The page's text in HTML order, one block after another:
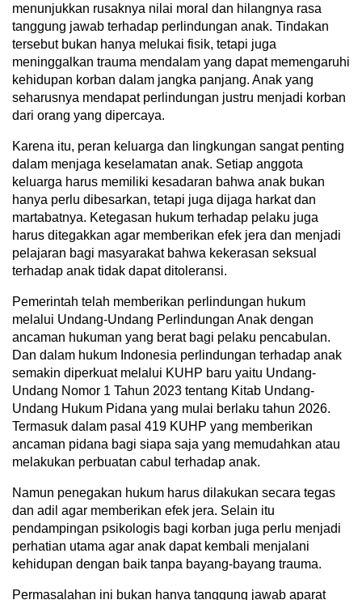
menunjukkan rusaknya nilai moral dan hilangnya rasa
tanggung jawab terhadap perlindungan anak. Tindakan
tersebut bukan hanya melukai fisik, tetapi juga
meninggalkan trauma mendalam yang dapat memengaruhi
kehidupan korban dalam jangka panjang. Anak yang
seharusnya mendapat perlindungan justru menjadi korban
dari orang yang dipercaya.
Karena itu, peran keluarga dan lingkungan sangat penting
dalam menjaga keselamatan anak. Setiap anggota
keluarga harus memiliki kesadaran bahwa anak bukan
hanya perlu dibesarkan, tetapi juga dijaga harkat dan
martabatnya. Ketegasan hukum terhadap pelaku juga
harus ditegakkan agar memberikan efek jera dan menjadi
pelajaran bagi masyarakat bahwa kekerasan seksual
terhadap anak tidak dapat ditoleransi.
Pemerintah telah memberikan perlindungan hukum
melalui Undang-Undang Perlindungan Anak dengan
ancaman hukuman yang berat bagi pelaku pencabulan.
Dan dalam hukum Indonesia perlindungan terhadap anak
semakin diperkuat melalui KUHP baru yaitu Undang-
Undang Nomor 1 Tahun 2023 tentang Kitab Undang-
Undang Hukum Pidana yang mulai berlaku tahun 2026.
Termasuk dalam pasal 419 KUHP yang memberikan
ancaman pidana bagi siapa saja yang memudahkan atau
melakukan perbuatan cabul terhadap anak.
Namun penegakan hukum harus dilakukan secara tegas
dan adil agar memberikan efek jera. Selain itu
pendampingan psikologis bagi korban juga perlu menjadi
perhatian utama agar anak dapat kembali menjalani
kehidupan dengan baik tanpa bayang-bayang trauma.
Permasalahan ini bukan hanya tanggung jawab aparat